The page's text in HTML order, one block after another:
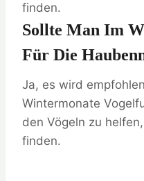
finden.
Sollte Man Im
Für Die
Ja, es wird
Wintermonate
den Vögeln zu
finden.